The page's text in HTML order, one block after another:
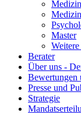
Master
Berater
Über uns -
Bewertungen
Presse und
Strategie